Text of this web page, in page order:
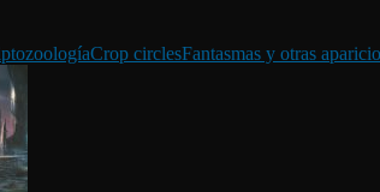
Crop circlesFantasmas y otras